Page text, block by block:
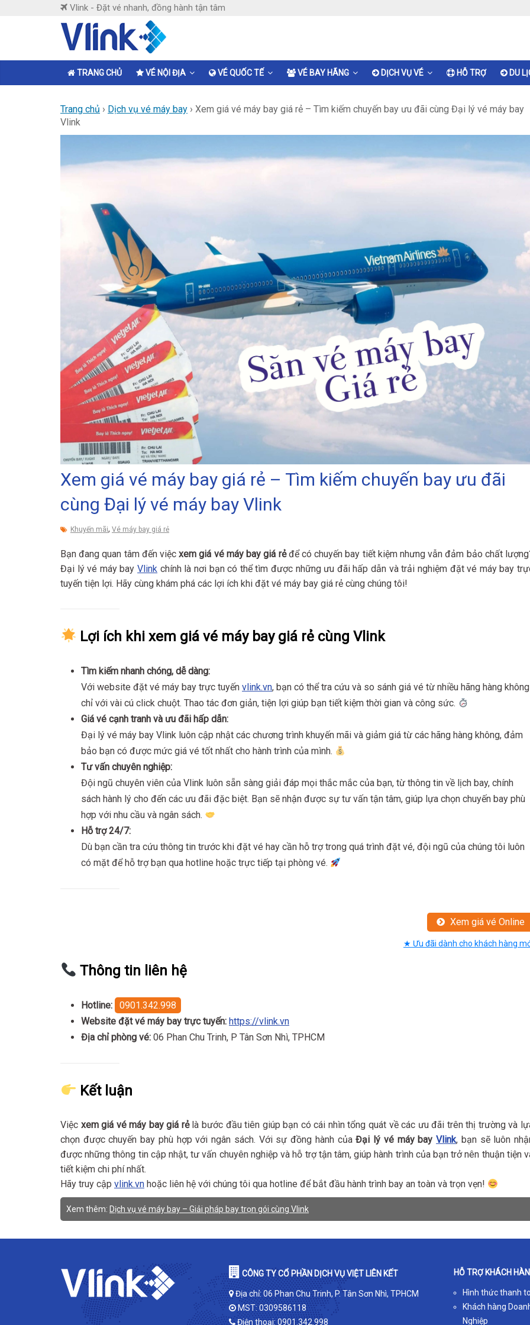
Vlink - Đặt vé nhanh, đồng hành tận tâm
Vlink
Đặt
vé
đồng
hành
TRANG CHỦ VÉ NỘI ĐỊA VÉ QUỐC TẾ VÉ BAY HÃNG DỊCH VỤ VÉ HỖ TRỢ DU
Trang chủ › Dịch vụ vé máy bay › Xem giá vé máy bay giá rẻ – Tìm kiếm chuyến bay ưu đãi cùng Đại lý vé máy bay
Vlink
Xem giá vé máy bay giá rẻ – Tìm kiếm chuyến bay ưu đãi
cùng Đại lý vé máy bay Vlink
Khuyến mãi, Vé máy bay giá rẻ
Bạn đang quan tâm đến việcxem giá vé máy bay giá rẻđể có chuyến bay tiết kiệm nhưng vẫn đảm bảo chất
Đại lý vé máy bayVlink chính là nơi bạn có thể tìm được những ưu đãi hấp dẫn và trải nghiệm đặt vé máy bay
tuyến tiện lợi. Hãy cùng khám phá các lợi ích khi đặt vé máy bay giá rẻ cùng chúng tôi!
Lợi ích khi xem giá vé máy bay giá rẻ cùng Vlink
Tìm kiếm nhanh chóng, dễ dàng:
Với website đặt vé máy bay trực tuyến vlink.vn, bạn có thể tra cứu và so sánh giá vé từ nhiều hãng hàng không
chỉ với vài cú click chuột. Thao tác đơn giản, tiện lợi giúp bạn tiết kiệm thời gian và công sức.
Giá vé cạnh tranh và ưu đãi hấp dẫn:
Đại lý vé máy bay Vlink luôn cập nhật các chương trình khuyến mãi và giảm giá từ các hãng hàng không, đảm
bảo bạn có được mức giá vé tốt nhất cho hành trình của mình.
Tư vấn chuyên nghiệp:
Đội ngũ chuyên viên của Vlink luôn sẵn sàng giải đáp mọi thắc mắc của bạn, từ thông tin về lịch bay, chính
sách hành lý cho đến các ưu đãi đặc biệt. Bạn sẽ nhận được sự tư vấn tận tâm, giúp lựa chọn chuyến bay phù
hợp với nhu cầu và ngân sách.
Hỗ trợ 24/7:
Dù bạn cần tra cứu thông tin trước khi đặt vé hay cần hỗ trợ trong quá trình đặt vé, đội ngũ của chúng tôi luôn
có mặt để hỗ trợ bạn qua hotline hoặc trực tiếp tại phòng vé.
Xem giá vé Online
★ Ưu đãi dành cho khách hàng
Thông tin liên hệ
Hotline:
0901.342.998
Website đặt vé máy bay trực tuyến: https://vlink.vn
Địa chỉ phòng vé: 06 Phan Chu Trinh, P Tân Sơn Nhì, TPHCM
Kết luận
Việc xem giá vé máy bay giá rẻlà bước đầu tiên giúp bạn có cái nhìn tổng quát về các ưu đãi trên thị trường và
chọn được chuyến bay phù hợp với ngân sách. Với sự đồng hành củaĐại lý vé máy bayVlink, bạn sẽ luôn
được những thông tin cập nhật, tư vấn chuyên nghiệp và hỗ trợ tận tâm, giúp hành trình của bạn trở nên thuận tiện
tiết kiệm chi phí nhất.
Hãy truy cập vlink.vn hoặc liên hệ với chúng tôi qua hotline để bắt đầu hành trình bay an toàn và trọn vẹn!
Xem thêm: Dịch vụ vé máy bay – Giải pháp bay trọn gói cùng Vlink
CÔNG TY CỔ PHẦN DỊCH VỤ VIỆT LIÊN KẾT
Địa chỉ: 06 Phan Chu Trinh, P. Tân Sơn Nhì, TPHCM
MST: 0309586118
Điện thoại: 0901.342.998
HỖ TRỢ KHÁCH
Hình thức thanh
Khách hàng
Nghiệp